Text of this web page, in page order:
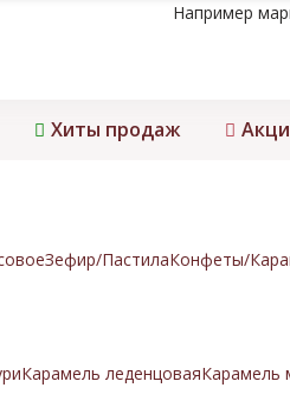
Например
Хиты продаж
Зефир/ПастилаКонфеты/
Карамель леденцоваяКарамель